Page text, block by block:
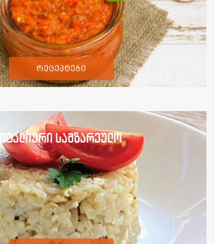
რეცეპტები
იტალიური სამზარეულო